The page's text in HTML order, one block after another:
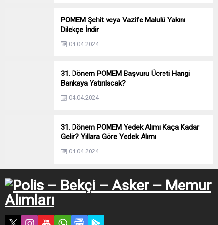
POMEM Şehit veya Vazife Malulü Yakını
Dilekçe İndir
04.04.2024
31. Dönem POMEM Başvuru Ücreti Hangi
Bankaya Yatırılacak?
04.04.2024
31. Dönem POMEM Yedek Alımı Kaça Kadar
Gelir? Yıllara Göre Yedek Alımı
04.04.2024